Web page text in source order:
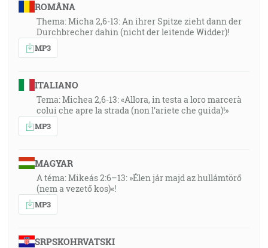
ROMÂNA
Thema: Micha 2,6-13: An ihrer Spitze zieht dann der
Durchbrecher dahin (nicht der leitende Widder)!
MP3
ITALIANO
Tema: Michea 2,6-13: «Allora, in testa a loro marcerà
colui che apre la strada (non l’ariete che guida)!»
MP3
MAGYAR
A téma: Mikeás 2:6–13: »Élen jár majd az hullámtörő
(nem a vezető kos)«!
MP3
SRPSKOHRVATSKI